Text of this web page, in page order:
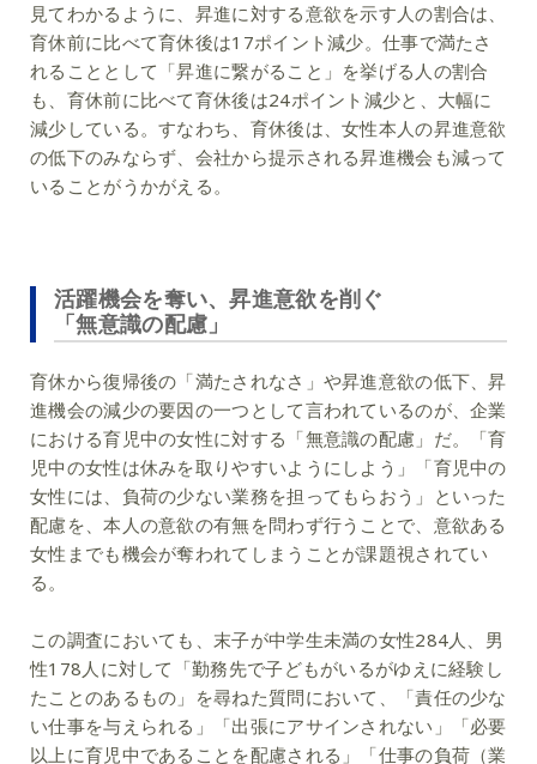
見てわかるように、昇進に対する意欲を示す人の割合は、
育休前に比べて育休後は17ポイント減少。仕事で満たさ
れることとして「昇進に繋がること」を挙げる人の割合
も、育休前に比べて育休後は24ポイント減少と、大幅に
減少している。すなわち、育休後は、女性本人の昇進意欲
の低下のみならず、会社から提示される昇進機会も減って
いることがうかがえる。
活躍機会を奪い、昇進意欲を削ぐ
「無意識の配慮」
育休から復帰後の「満たされなさ」や昇進意欲の低下、昇
進機会の減少の要因の一つとして言われているのが、企業
における育児中の女性に対する「無意識の配慮」だ。「育
児中の女性は休みを取りやすいようにしよう」「育児中の
女性には、負荷の少ない業務を担ってもらおう」といった
配慮を、本人の意欲の有無を問わず行うことで、意欲ある
女性までも機会が奪われてしまうことが課題視されてい
る。
この調査においても、末子が中学生未満の女性284人、男
性178人に対して「勤務先で子どもがいるがゆえに経験し
たことのあるもの」を尋ねた質問において、「責任の少な
い仕事を与えられる」「出張にアサインされない」「必要
以上に育児中であることを配慮される」「仕事の負荷（業